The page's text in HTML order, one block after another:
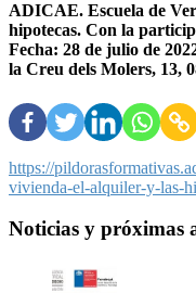
ADICAE. Escuela de
hipotecas. Con la
Fecha: 28 de julio de
la Creu dels Molers, 13,
https://
vivienda-el-alquiler-y-las-
Noticias y próximas